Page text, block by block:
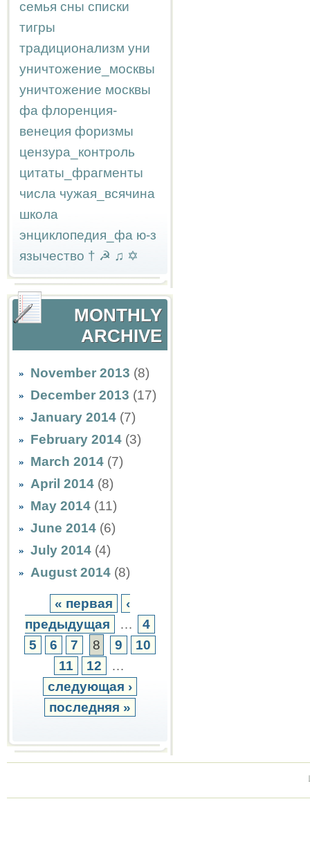
семья сны списки
тигры
традиционализм уни
уничтожение_москвы
уничтожение москвы
фа флоренция-
венеция форизмы
цензура_контроль
цитаты_фрагменты
числа чужая_всячина
школа
энциклопедия_фа ю-з
язычество † ☭ ♫ ✡
MONTHLY
ARCHIVE
November 2013 (8)
December 2013 (17)
January 2014 (7)
February 2014 (3)
March 2014 (7)
April 2014 (8)
May 2014 (11)
June 2014 (6)
July 2014 (4)
August 2014 (8)
« первая
‹
предыдущая
…
4
5
6 7 8 9
10
11
12
…
следующая ›
последняя »